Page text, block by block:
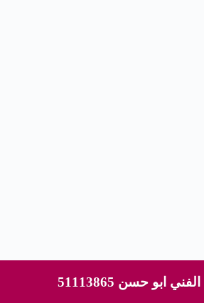
حقوق النشر © لعام 2026 محفوظة لموقع هاوس كلين - قالب
ابو حسن 51113865